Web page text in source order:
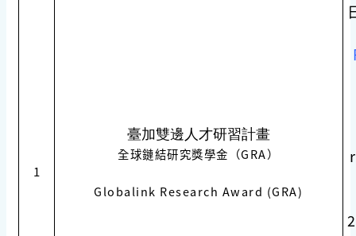
1
臺加雙邊人才研習計畫
全球鏈結研究獎學金（GRA）
Globalink Research Award (GRA)